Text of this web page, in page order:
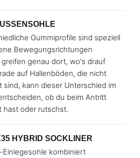
Gummiprofile sind speziell
Bewegungsrichtungen
genau dort, wo's drauf
auf Hallenböden, die nicht
sind, kann dieser Unterschied im
ob du beim Antritt
hast oder rutschst.
HYBRID SOCKLINER
Einlegesohle kombiniert